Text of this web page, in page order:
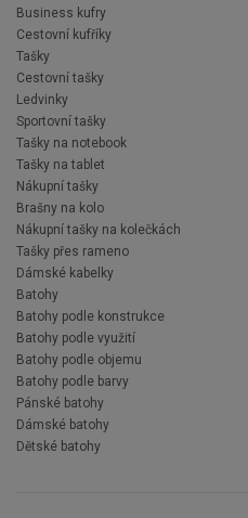
Business kufry
Cestovní kufříky
Tašky
Cestovní tašky
Ledvinky
Sportovní tašky
Tašky na notebook
Tašky na tablet
Nákupní tašky
Brašny na kolo
Nákupní tašky na kolečkách
Tašky přes rameno
Dámské kabelky
Batohy
Batohy podle konstrukce
Batohy podle využití
Batohy podle objemu
Batohy podle barvy
Pánské batohy
Dámské batohy
Dětské batohy